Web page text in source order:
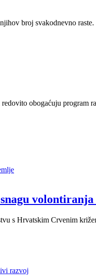
broj svakodnevno
obogaćuju
s Hrvatskim Crvenim